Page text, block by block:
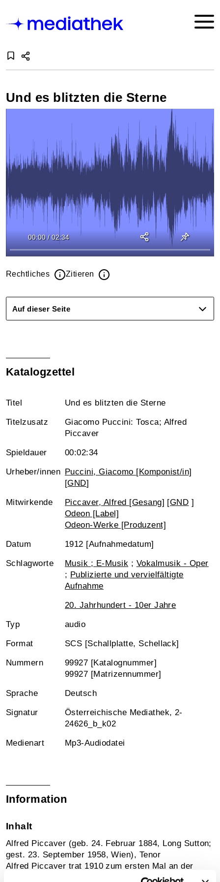
Und es blitzten die Sterne
00:00 / 02:34
Rechtliches Zitieren
Auf dieser Seite
Katalogzettel
Titel Und es blitzten die Sterne
Titelzusatz
Giacomo Puccini: Tosca; Alfred
Piccaver
Spieldauer 00:02:34
Urheber/innen Puccini, Giacomo [Komponist/in]
[GND]
Mitwirkende Piccaver, Alfred [Gesang] [GND ]
Odeon [Label]
Odeon-Werke [Produzent]
Datum 1912 [Aufnahmedatum]
Schlagworte Musik ; E-Musik ; Vokalmusik - Oper
; Publizierte und vervielfältigte
Aufnahme
20. Jahrhundert - 10er Jahre
Typ audio
Format SCS [Schallplatte, Schellack]
Nummern
99927 [Katalognummer]
99927 [Matrizennummer]
Sprache Deutsch
Signatur
Österreichische Mediathek, 2-
24626_b_k02
Medienart Mp3-Audiodatei
Information
Inhalt
Alfred Piccaver (geb. 24. Februar 1884, Long Sutton;
gest. 23. September 1958, Wien), Tenor
Alfred Piccaver trat 1910 zum ersten Mal an der
Wiener Hofoper auf und wurde 1912